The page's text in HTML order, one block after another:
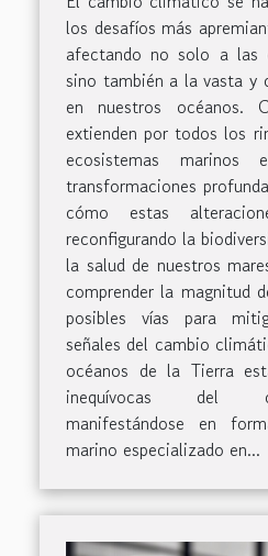
los desafíos más
afectando no solo a las
sino también a la vasta y
en nuestros océanos.
extienden por todos los
ecosistemas marinos
transformaciones
cómo estas
reconfigurando la
la salud de nuestros
comprender la magnitud
posibles vías para
señales del cambio
océanos de la Tierra
inequívocas del
manifestándose en
marino especializado en...